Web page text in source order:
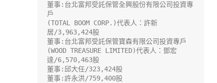
董事:台北富邦受託保管全興股份有限公司投資專
戶
(TOTAL BOOM CORP.)代表人：許新
居/3,963,424股
董事:台北富邦受託保管寶森有限公司投資專戶
(WOOD TREASURE LIMITED)代表人：鄧宏
達/6,570,463股
董事:邱大任/323,424股
董事:許永洪/759,400股